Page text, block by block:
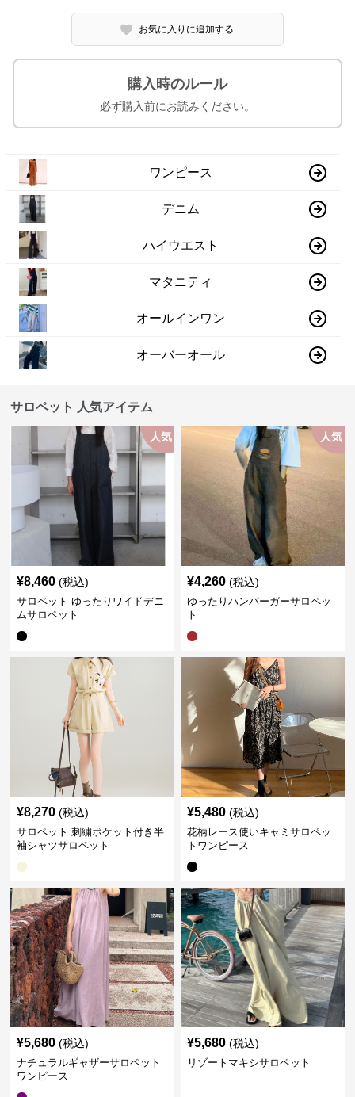
お気に入りに追加する
購入時のルール
必ず購入前にお読みください。
ワンピース
デニム
ハイウエスト
マタニティ
オールインワン
オーバーオール
サロペット 人気アイテム
人気
¥8,460 (税込)
サロペット ゆったりワイドデニ
ムサロペット
人気
¥4,260 (税込)
ゆったりハンバーガーサロペッ
ト
¥8,270 (税込)
サロペット 刺繍ポケット付き半
袖シャツサロペット
¥5,480 (税込)
花柄レース使いキャミサロペッ
トワンピース
¥5,680 (税込)
ナチュラルギャザーサロペット
ワンピース
¥5,680 (税込)
リゾートマキシサロペット